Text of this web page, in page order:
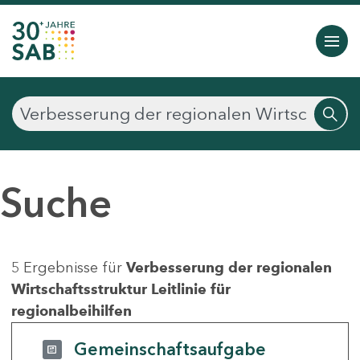
Suche
5 Ergebnisse für Verbesserung der regionalen
Wirtschaftsstruktur Leitlinie für
regionalbeihilfen
Gemeinschaftsaufgabe